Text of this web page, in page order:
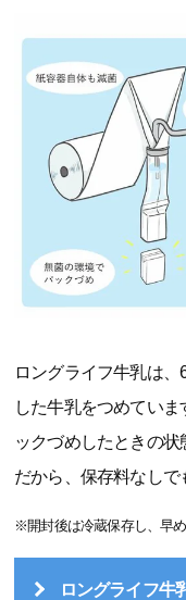
ロングライフ牛乳は
した牛乳をつめてい
ックづめしたときの状
だから、保存料なしで
※開封後は冷蔵保存し、早
ロングライフ牛